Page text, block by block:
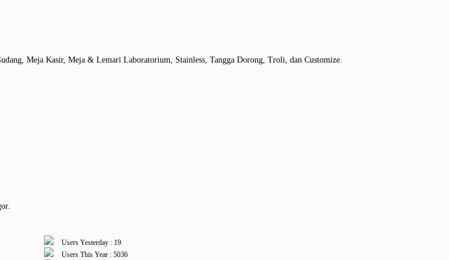
Meja Kasir, Meja & Lemari Laboratorium, Stainless, Tangga Dorong, Troli, dan Customize.
Users Yesterday : 19
Users This Year : 5036